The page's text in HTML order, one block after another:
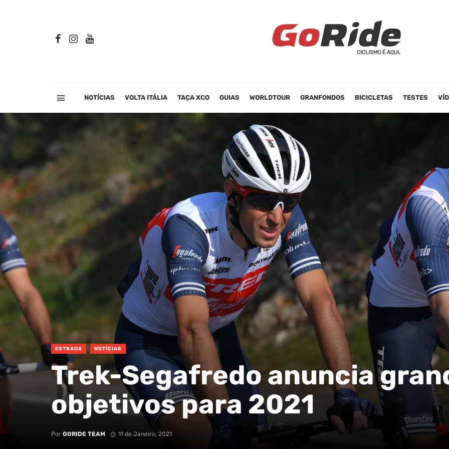
NOTÍCIAS VOLTA ITÁLIA TAÇA XCO GUIAS WORLDTOUR GRANFONDOS BICICLETAS TESTES
ESTRADA NOTÍCIAS
Trek-Segafredo anuncia
objetivos para 2021
Por GORIDE TEAM 11 de Janeiro, 2021